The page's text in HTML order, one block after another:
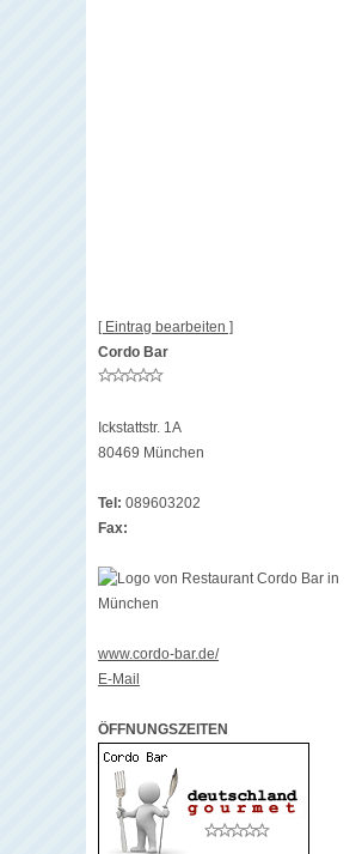
[ Eintrag bearbeiten ]
Cordo Bar
Ickstattstr. 1A
80469 München
Tel: 089603202
Fax:
www.cordo-bar.de/
E-Mail
ÖFFNUNGSZEITEN